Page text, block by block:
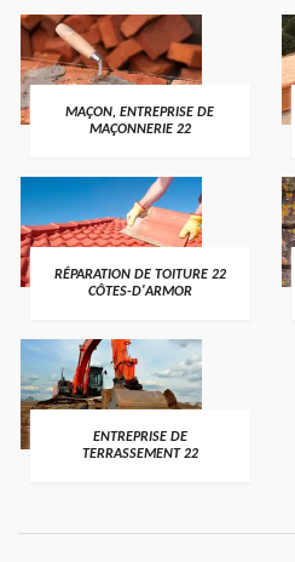
MAÇON, ENTREPRISE DE
MAÇONNERIE 22
RÉPARATION DE TOITURE 22
CÔTES-D'ARMOR
ENTREPRISE DE
TERRASSEMENT 22